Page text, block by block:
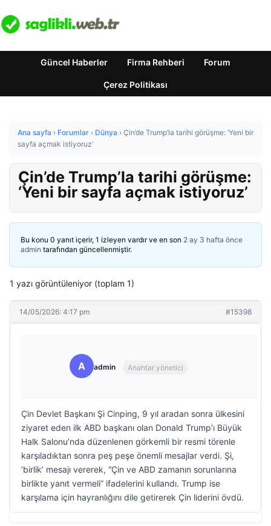
Güncel Haberler Firma Rehberi Forum
Çerez Politikası
Ana sayfa › Forumlar › Dünya › Çin’de Trump’la tarihi görüşme: ‘Yeni bir
sayfa açmak istiyoruz’
Çin’de Trump’la tarihi görüşme:
‘Yeni bir sayfa açmak istiyoruz’
Bu konu 0 yanıt içerir, 1 izleyen vardır ve en son 2 ay 3 hafta önce
admin tarafından güncellenmiştir.
1 yazı görüntüleniyor (toplam 1)
14/05/2026: 4:17 pm #15398
A admin Anahtar yönetici
Çin Devlet Başkanı Şi Cinping, 9 yıl aradan sonra ülkesini
ziyaret eden ilk ABD başkanı olan Donald Trump’ı Büyük
Halk Salonu’nda düzenlenen görkemli bir resmi törenle
karşıladıktan sonra peş peşe önemli mesajlar verdi. Şi,
‘birlik’ mesajı vererek, “Çin ve ABD zamanın sorunlarına
birlikte yanıt vermeli” ifadelerini kullandı. Trump ise
karşılama için hayranlığını dile getirerek Çin liderini övdü.